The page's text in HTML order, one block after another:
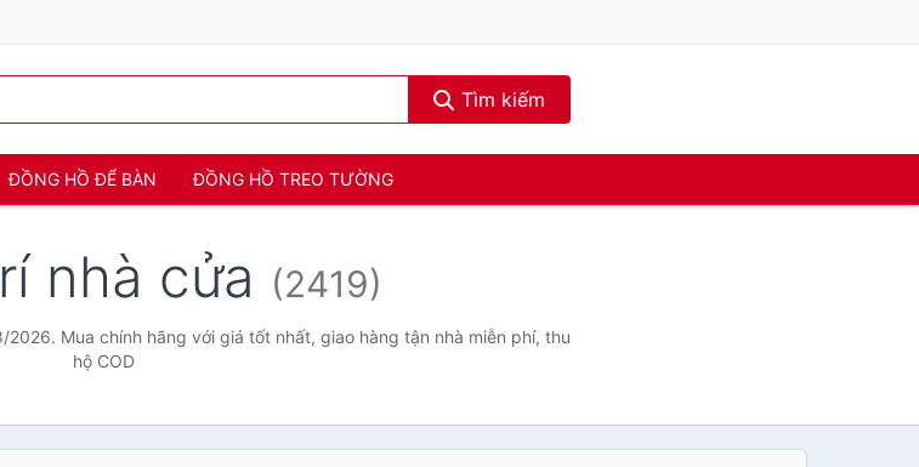
Tìm kiếm
ĐỒNG HỒ ĐỂ BÀN ĐỒNG HỒ TREO TƯỜNG
nhà cửa (2419)
Mua chính hãng với giá tốt nhất, giao hàng tận nhà miễn phí, thu
hộ COD